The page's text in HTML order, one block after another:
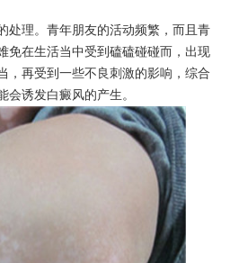
理。青年朋友的活动频繁，而且青
免在生活当中受到磕磕碰碰而，出现
，再受到一些不良刺激的影响，综合
会诱发白癜风的产生。